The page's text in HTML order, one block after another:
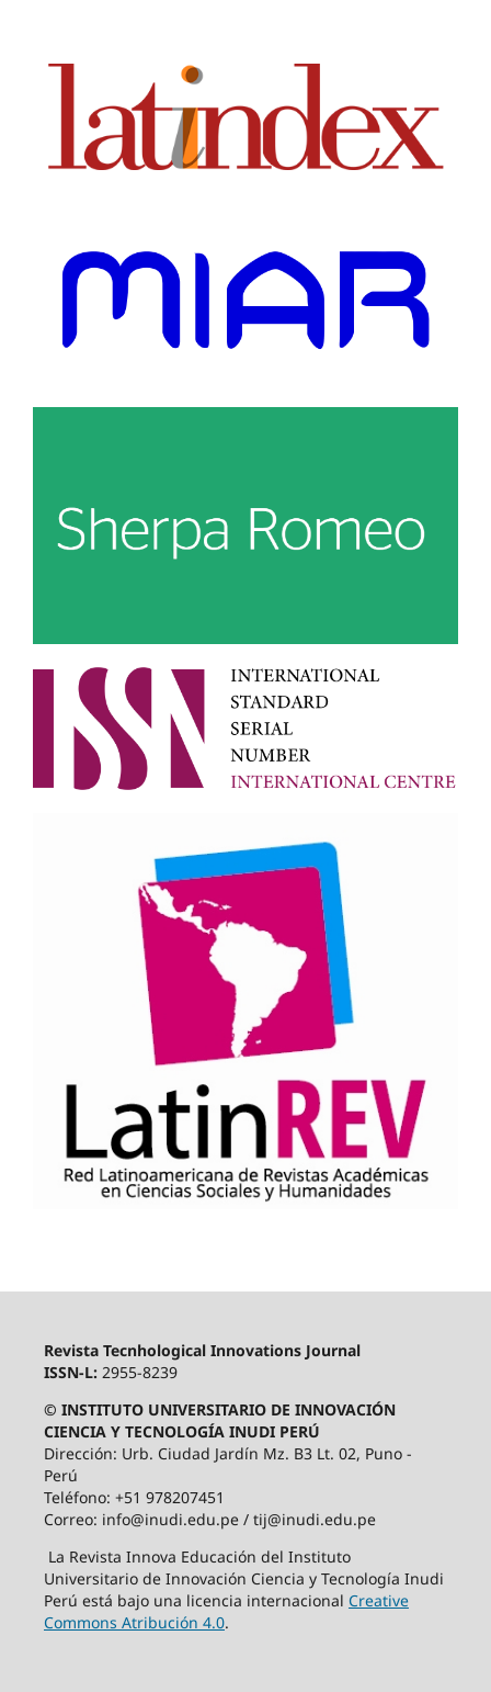
Revista Tecnhological Innovations Journal
ISSN-L: 2955-8239
© INSTITUTO UNIVERSITARIO DE INNOVACIÓN
CIENCIA Y TECNOLOGÍA INUDI PERÚ
Dirección: Urb. Ciudad Jardín Mz. B3 Lt. 02, Puno -
Perú
Teléfono: +51 978207451
Correo: info@inudi.edu.pe / tij@inudi.edu.pe
La Revista Innova Educación del Instituto
Universitario de Innovación Ciencia y Tecnología Inudi
Perú está bajo una licencia internacional Creative
Commons Atribución 4.0.